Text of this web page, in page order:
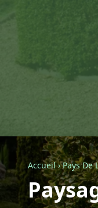
Accueil›Pays De